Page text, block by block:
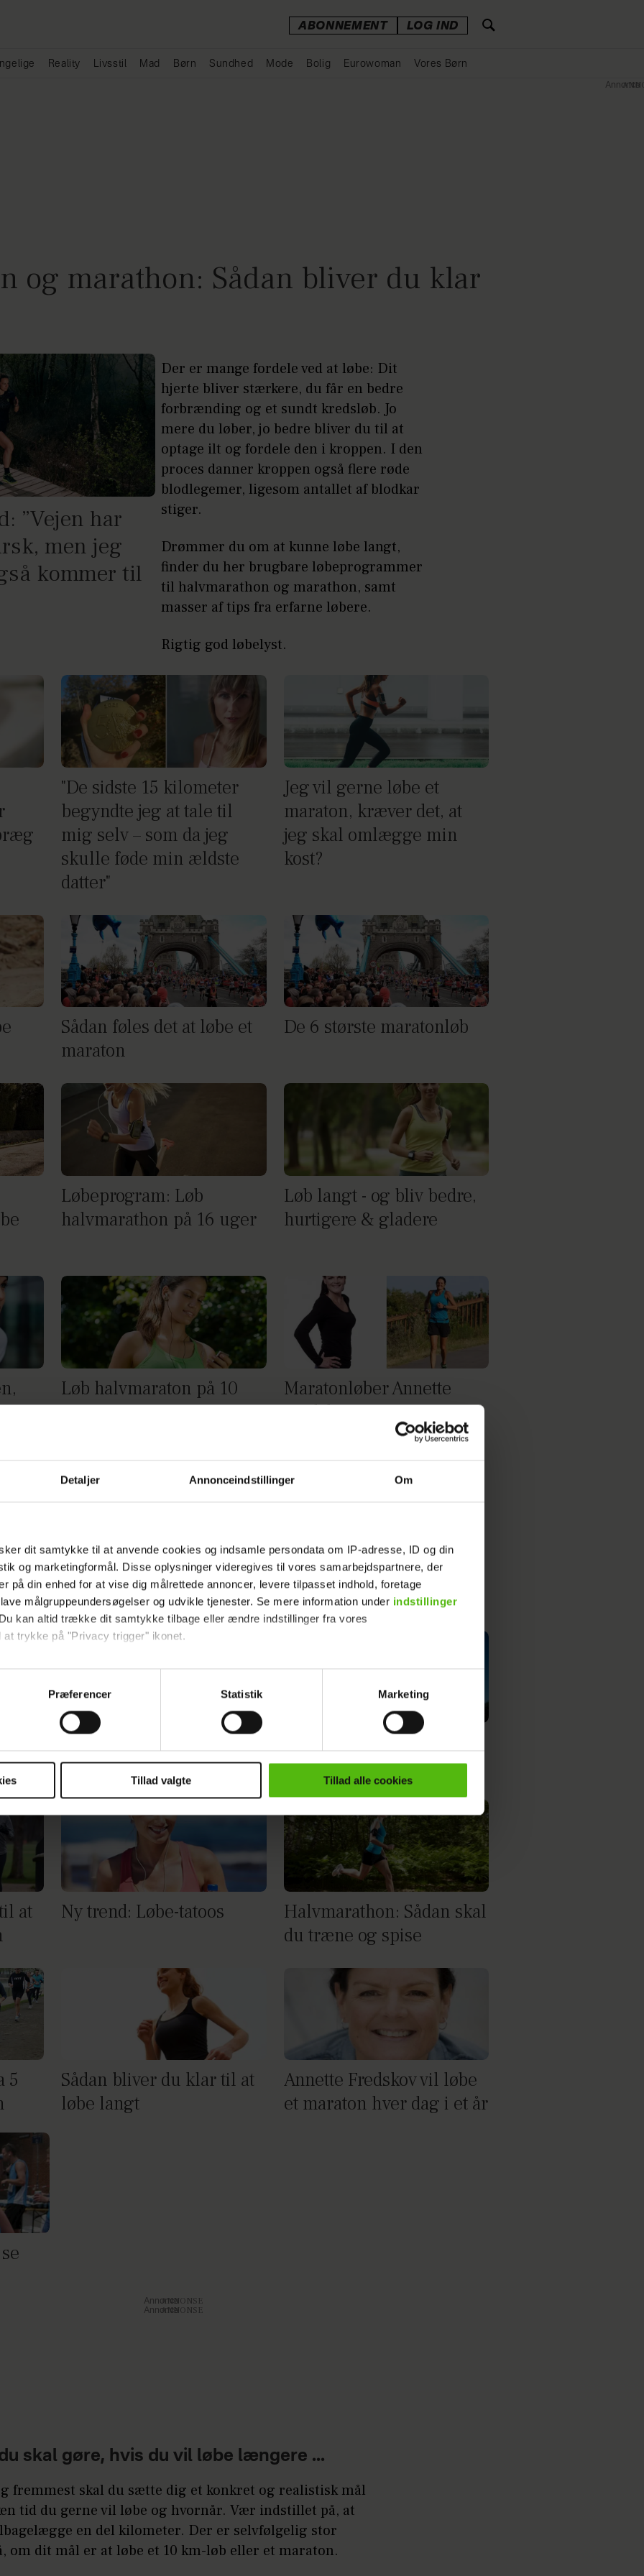
Detaljer Annonceindstillinger Om
dit samtykke til at anvende cookies og indsamle persondata om IP-adresse, ID og din
og marketingformål. Disse oplysninger videregives til vores samarbejdspartnere, der
på din enhed for at vise dig målrettede annoncer, levere tilpasset indhold, foretage
målgruppeundersøgelser og udvikle tjenester. Se mere information under indstillinger
kan altid trække dit samtykke tilbage eller ændre indstillinger fra vores
at trykke på "Privacy trigger" ikonet.
og bruge data for at kunne levere og finansiere relevant journalistisk indhold til dig.
cookies fra tredjeparter til at at optimere dit besøg på vores hjemmeside. Vi indsamler data
behandling af dine personoplysninger i forbindelse hermed i både
Præferencer Statistik Marketing
Tillad valgte Tillad alle cookies
ABONNEMENT LOG IND
Reality Livsstil Mad Børn Sundhed Mode Bolig Eurowoman Vores Børn
og marathon: Sådan bliver du klar
”Vejen har
men jeg
kommer til
Der er mange fordele ved at løbe: Dit
hjerte bliver stærkere, du får en bedre
forbrænding og et sundt kredsløb. Jo
mere du løber, jo bedre bliver du til at
optage ilt og fordele den i kroppen. I den
proces danner kroppen også flere røde
blodlegemer, ligesom antallet af blodkar
stiger.
Drømmer du om at kunne løbe langt,
finder du her brugbare løbeprogrammer
til halvmarathon og marathon, samt
masser af tips fra erfarne løbere.
Rigtig god løbelyst.
"De sidste 15 kilometer
begyndte jeg at tale til
mig selv – som da jeg
skulle føde min ældste
datter"
Jeg vil gerne løbe et
maraton, kræver det, at
jeg skal omlægge min
kost?
Sådan føles det at løbe et
maraton
De 6 største maratonløb
Løbeprogram: Løb
halvmarathon på 16 uger
Løb langt - og bliv bedre,
hurtigere & gladere
Løb halvmaraton på 10
uger
Maratonløber Annette
Fredskov: Det var
kærlighed ved første
skridt
uden træning
eventyr i løbesko
at
Ny trend: Løbe-tatoos
Halvmarathon: Sådan skal
du træne og spise
5
Sådan bliver du klar til at
løbe langt
Annette Fredskov vil løbe
et maraton hver dag i et år
Annonce
Annonce
skal gøre, hvis du vil løbe længere ...
fremmest skal du sætte dig et konkret og realistisk mål
tid du gerne vil løbe og hvornår. Vær indstillet på, at
en del kilometer. Der er selvfølgelig stor
om dit mål er at løbe et 10 km-løb eller et maraton.
Annonce